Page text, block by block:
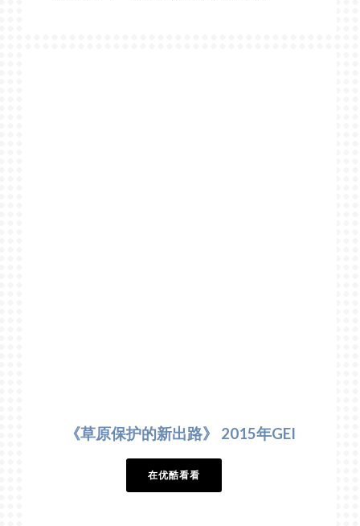
《草原保护的新出路》 2015年GEI
在优酷看看